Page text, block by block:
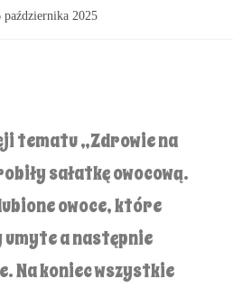
października 2025
tematu „Zdrowie na
sałatkę owocową.
owoce, które
a następnie
Na koniec wszystkie